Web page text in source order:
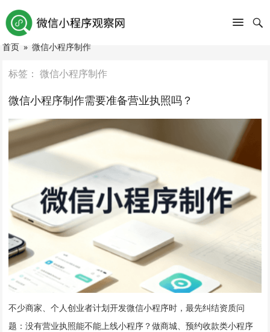
首页 » 微信小程序制作
标签：微信小程序制作
微信小程序制作需要准备营业执照吗？
不少商家、个人创业者计划开发微信小程序时，最先纠结资质问
题：没有营业执照能不能上线小程序？做商城、预约收款类小程序